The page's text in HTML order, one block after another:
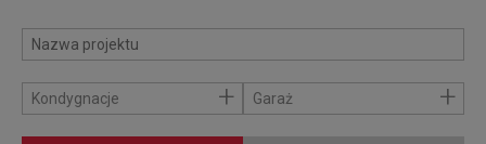
Kondygnacje + Garaż +